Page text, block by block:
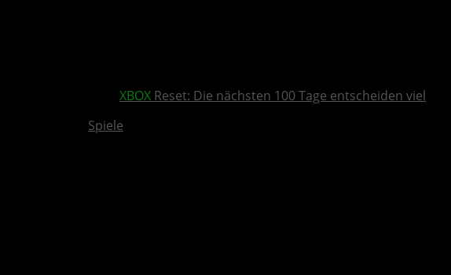
XBOX Reset: Die nächsten 100 Tage entscheiden viel
Spiele